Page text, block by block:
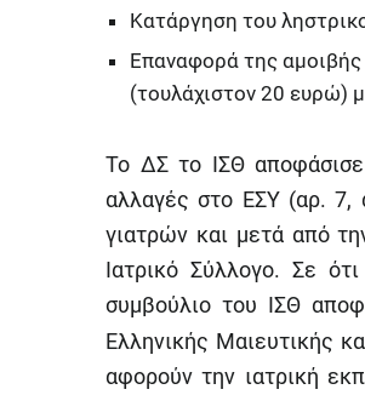
Κατάργηση του
Επαναφορά της
(τουλάχιστον 20 ευρώ)
Το ΔΣ το ΙΣΘ
αλλαγές στο ΕΣΥ (αρ.
γιατρών και μετά από
Ιατρικό Σύλλογο. Σε
συμβούλιο του ΙΣΘ
Ελληνικής Μαιευτικής
αφορούν την ιατρική